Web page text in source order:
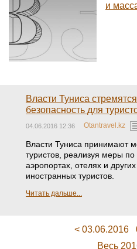
и
Власти Туниса
безопасность для
04.06.2016 12:36 Otantravel.kz
Власти Туниса принимают
туристов, реализуя меры
аэропортах, отелях и
иностранных туристов.
Читать дальше...
< 03.06.2016
Весь